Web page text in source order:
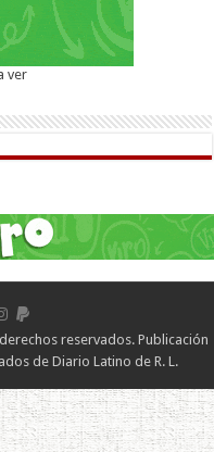
ver
reservados. Publicación
de Diario Latino de R. L.